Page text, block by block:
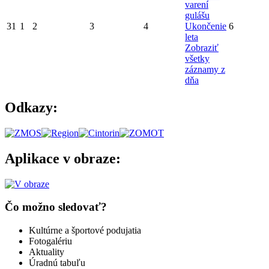
31 1 2 3 4
varení
gulášu
Ukončenie
leta
Zobraziť
všetky
záznamy z
dňa
6
Odkazy:
Aplikace v obraze:
Čo možno sledovať?
Kultúrne a športové podujatia
Fotogalériu
Aktuality
Úradnú tabuľu